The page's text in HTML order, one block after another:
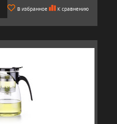
В избранное К сравнению